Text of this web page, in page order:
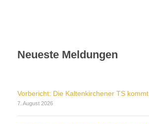
Neueste Meldungen
Vorbericht: Die Kaltenkirchener TS kommt
7. August 2026